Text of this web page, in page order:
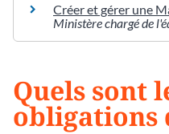
Créer et gérer une
Ministère chargé de
Quels sont
obligations